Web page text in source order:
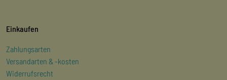
Einkaufen
Zahlungsarten
Versandarten & -kosten
Widerrufsrecht